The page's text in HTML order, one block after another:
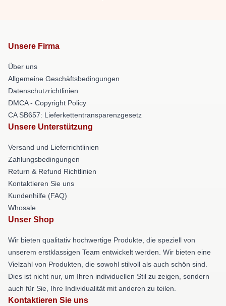
Unsere Firma
Über uns
Allgemeine Geschäftsbedingungen
Datenschutzrichtlinien
DMCA - Copyright Policy
CA SB657: Lieferkettentransparenzgesetz
Unsere Unterstützung
Versand und Lieferrichtlinien
Zahlungsbedingungen
Return & Refund Richtlinien
Kontaktieren Sie uns
Kundenhilfe (FAQ)
Whosale
Unser Shop
Wir bieten qualitativ hochwertige Produkte, die speziell von
unserem erstklassigen Team entwickelt werden. Wir bieten eine
Vielzahl von Produkten, die sowohl stilvoll als auch schön sind.
Dies ist nicht nur, um Ihren individuellen Stil zu zeigen, sondern
auch für Sie, Ihre Individualität mit anderen zu teilen.
Kontaktieren Sie uns